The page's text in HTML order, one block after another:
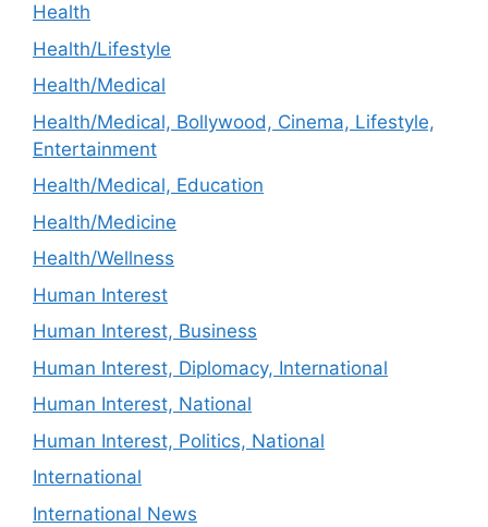
Health
Health/Lifestyle
Health/Medical
Health/Medical, Bollywood, Cinema, Lifestyle,
Entertainment
Health/Medical, Education
Health/Medicine
Health/Wellness
Human Interest
Human Interest, Business
Human Interest, Diplomacy, International
Human Interest, National
Human Interest, Politics, National
International
International News